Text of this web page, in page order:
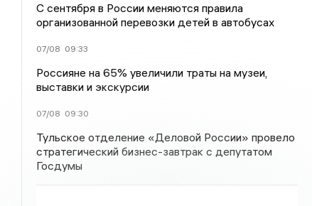
С сентября в России меняются правила
организованной перевозки детей в автобусах
07/08 09:33
Россияне на 65% увеличили траты на музеи,
выставки и экскурсии
07/08 09:30
Тульское отделение «Деловой России» провело
стратегический бизнес-завтрак с депутатом
Госдумы